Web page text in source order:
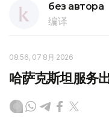
без автора
编译
08:56, 07 8月 2026
哈萨克斯坦服务